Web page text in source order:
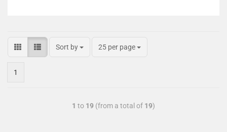
Sort by 25 per page
1
1 to 19 (from a total of 19)